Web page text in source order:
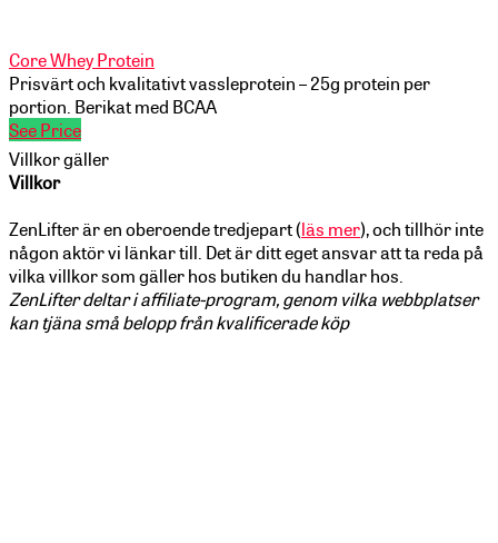
Core Whey Protein
Prisvärt och kvalitativt vassleprotein – 25g protein per
portion. Berikat med BCAA
See Price
Villkor gäller
Villkor
ZenLifter är en oberoende tredjepart (läs mer), och tillhör inte
någon aktör vi länkar till. Det är ditt eget ansvar att ta reda på
vilka villkor som gäller hos butiken du handlar hos.
ZenLifter deltar i affiliate-program, genom vilka webbplatser
kan tjäna små belopp från kvalificerade köp